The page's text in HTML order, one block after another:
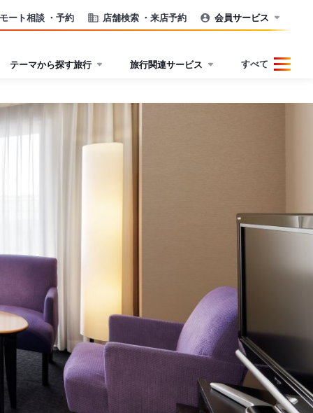
ート相談 ・予約 店舗検索 ・来店予約 会員サービス
テーマから探す旅行 旅行関連サービス すべて